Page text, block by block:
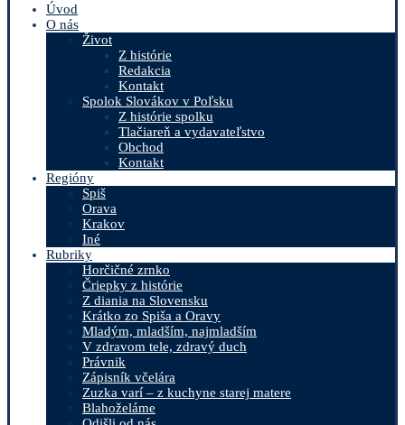
Úvod
O nás
Život
Z histórie
Redakcia
Kontakt
Spolok Slovákov v Poľsku
Z histórie spolku
Tlačiareň a vydavateľstvo
Obchod
Kontakt
Regióny
Spiš
Orava
Krakov
Iné
Rubriky
Horčičné zrnko
Čriepky z histórie
Z diania na Slovensku
Krátko zo Spiša a Oravy
Mladým, mladším, najmladším
V zdravom tele, zdravý duch
Právnik
Zápisník včelára
Zuzka varí – z kuchyne starej matere
Blahoželáme